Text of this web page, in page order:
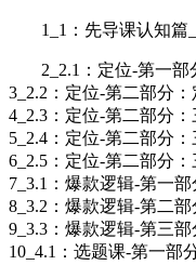
1_1：先导课认知篇
2_2.1：定位-第一
3_2.2：定位-第二部分
4_2.3：定位-第二部分
5_2.4：定位-第二部分
6_2.5：定位-第二部分
7_3.1：爆款逻辑-第一
8_3.2：爆款逻辑-第二
9_3.3：爆款逻辑-第三
10_4.1：选题课-第一部